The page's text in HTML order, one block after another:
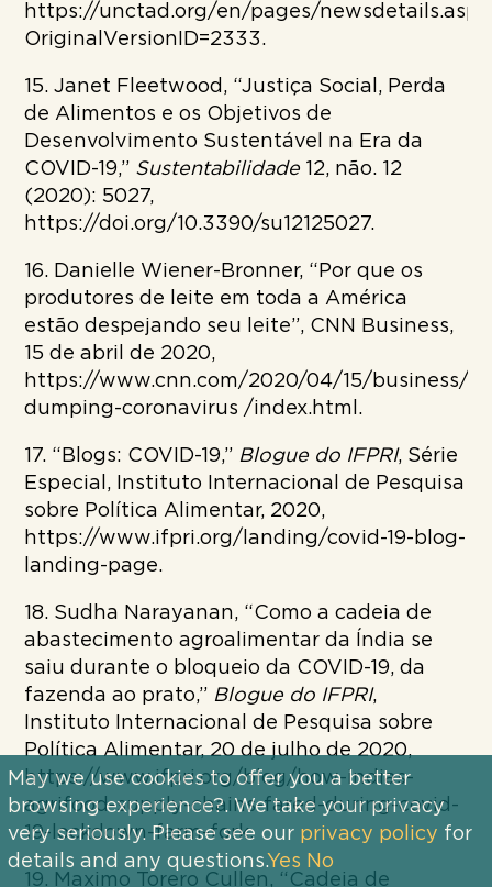
https://unctad.org/en/pages/
OriginalVersionID=2333.
15. Janet Fleetwood, “Justiça Social, Perda
de Alimentos e os Objetivos de
Desenvolvimento Sustentável na Era da
COVID-19,” Sustentabilidade 12, não. 12
(2020): 5027,
https://doi.org/10.3390/su12125027.
16. Danielle Wiener-Bronner, “Por que os
produtores de leite em toda a América
estão despejando seu leite”, CNN Business,
15 de abril de 2020,
https://www.cnn.com/2020/04/15/business/
dumping-coronavirus /index.html.
17. “Blogs: COVID-19,” Blogue do IFPRI, Série
Especial, Instituto Internacional de Pesquisa
sobre Política Alimentar, 2020,
https://www.ifpri.org/landing/covid-19-blog-
landing-page.
18. Sudha Narayanan, “Como a cadeia de
abastecimento agroalimentar da Índia se
saiu durante o bloqueio da COVID-19, da
fazenda ao prato,” Blogue do IFPRI,
Instituto Internacional de Pesquisa sobre
Política Alimentar, 20 de julho de 2020,
https://www.ifpri.org/blog/how-indias-
agrifood-supply-chains-fared-during-covid-
19-lockdown-farm-fork.
19. Maximo Torero Cullen, “Cadeia de
May we use cookies to offer you a better
browsing experience?. We take your privacy
very seriously. Please see our privacy policy for
details and any questions.Yes No